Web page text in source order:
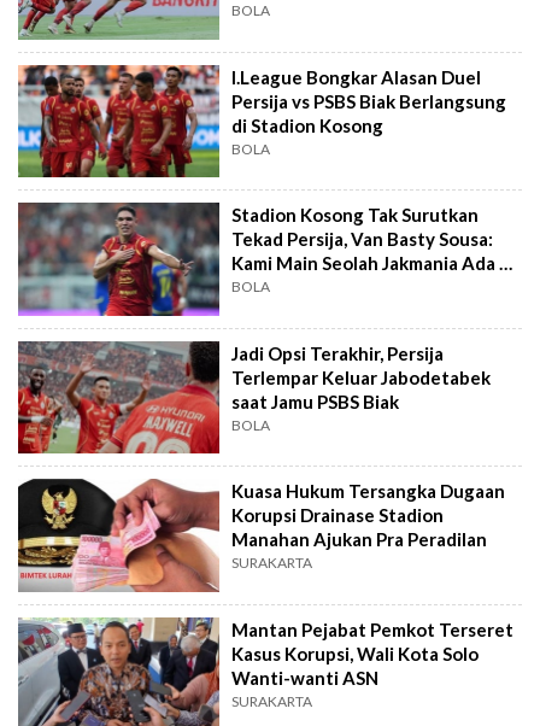
BOLA
I.League Bongkar Alasan Duel
Persija vs PSBS Biak Berlangsung
di Stadion Kosong
BOLA
Stadion Kosong Tak Surutkan
Tekad Persija, Van Basty Sousa:
Kami Main Seolah Jakmania Ada di
Tribun!
BOLA
Jadi Opsi Terakhir, Persija
Terlempar Keluar Jabodetabek
saat Jamu PSBS Biak
BOLA
Kuasa Hukum Tersangka Dugaan
Korupsi Drainase Stadion
Manahan Ajukan Pra Peradilan
SURAKARTA
Mantan Pejabat Pemkot Terseret
Kasus Korupsi, Wali Kota Solo
Wanti-wanti ASN
SURAKARTA